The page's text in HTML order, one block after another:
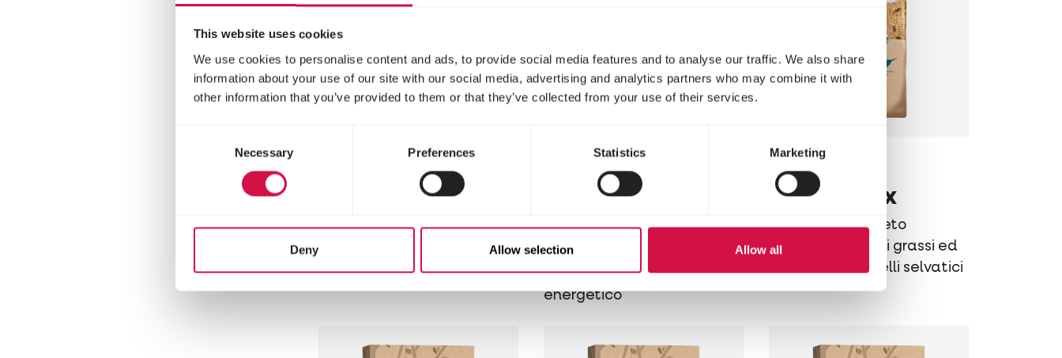
This website uses cookies
We use cookies to personalise content and ads, to provide social media features and to analyse our traffic. We also share
information about your use of our site with our social media, advertising and analytics partners who may combine it with
other information that you’ve provided to them or that they’ve collected from your use of their services.
Necessary Preferences Statistics Marketing
Deny Allow selection Allow all
Allround Mix
Mangime copleto per
uccelli selvatici per tutte le
stagioni
Sunflower
Energy Mix
Mangime per uccelli
selvatici ad alto contenuto
energetico
Winter Mix
Mangime completo
invernale ricco di grassi ed
energie per uccelli selvatici